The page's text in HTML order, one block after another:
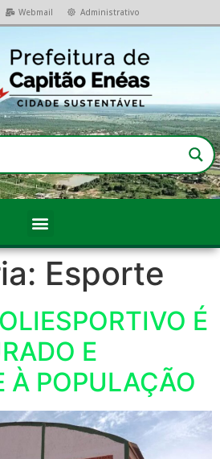
Webmail Administrativo
Esporte
É
E
À POPULAÇÃO